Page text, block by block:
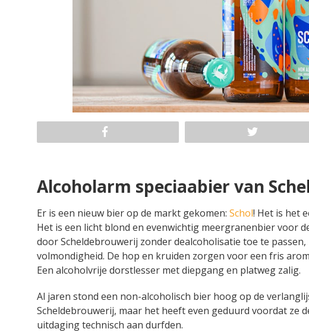
Alcoholarm speciaabier van
Er is een nieuw bier op de markt gekomen: Schol! Het is het
Het is een licht blond en evenwichtig meergranenbier voor
door Scheldebrouwerij zonder dealcoholisatie toe te
volmondigheid. De hop en kruiden zorgen voor een fris
Een alcoholvrije dorstlesser met diepgang en platweg zalig.
Al jaren stond een non-alcoholisch bier hoog op de
Scheldebrouwerij, maar het heeft even geduurd voordat ze
uitdaging technisch aan durfden.